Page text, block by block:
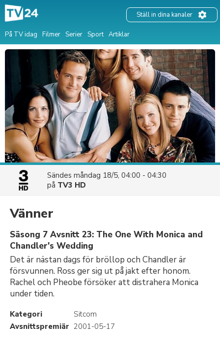
På TV idag Filmer Serier Sport Artiklar
Ställ in dina kanaler
Sändes måndag 18/5, 04:00 - 04:30
på TV3 HD
Vänner
Säsong 7 Avsnitt 23: The One With Monica and
Chandler's Wedding
Det är nästan dags för bröllop och Chandler är
försvunnen. Ross ger sig ut på jakt efter honom.
Rachel och Pheobe försöker att distrahera Monica
under tiden.
Kategori
Sitcom
Avsnittspremiär 2001-05-17